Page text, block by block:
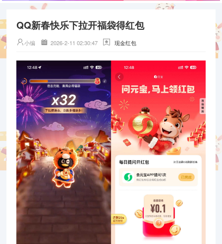
QQ新春快乐下拉开福袋得红包
小编 2026-2-11 02:30:47 现金红包